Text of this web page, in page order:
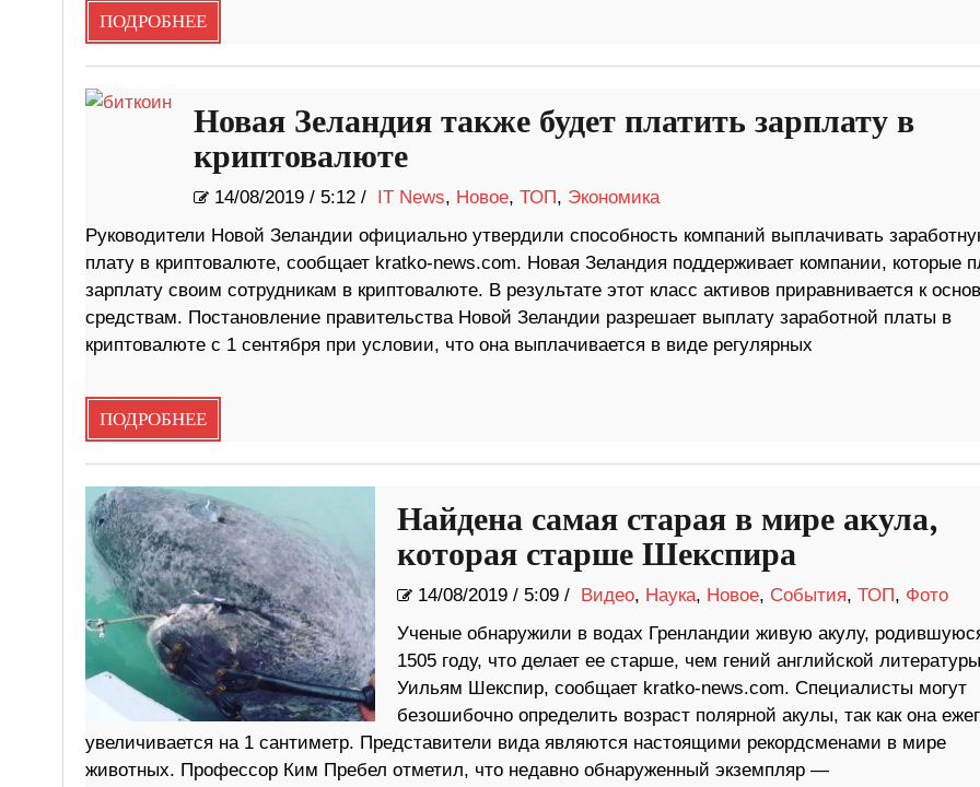
ПОДРОБНЕЕ
Новая Зеландия также будет платить зарплату в
криптовалюте
14/08/2019/ 5:12 / IT News, Новое, ТОП, Экономика
Руководители Новой Зеландии официально утвердили способность компаний выплачивать
плату в криптовалюте, сообщает kratko-news.com. Новая Зеландия поддерживает компании, которые
зарплату своим сотрудникам в криптовалюте. В результате этот класс активов приравнивается к
средствам. Постановление правительства Новой Зеландии разрешает выплату заработной платы в
криптовалюте с 1 сентября при условии, что она выплачивается в виде регулярных
ПОДРОБНЕЕ
Найдена самая старая в мире акула,
которая старше Шекспира
14/08/2019/ 5:09 / Видео, Наука, Новое, События, ТОП, Фото
Ученые обнаружили в водах Гренландии живую акулу,
1505 году, что делает ее старше, чем гений английской литературы
Уильям Шекспир, сообщает kratko-news.com. Специалисты могут
безошибочно определить возраст полярной акулы, так как она
увеличивается на 1 сантиметр. Представители вида являются настоящими рекордсменами в мире
животных. Профессор Ким Пребел отметил, что недавно обнаруженный экземпляр —